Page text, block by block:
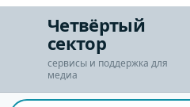
Четвёртый
сектор
сервисы и поддержка для
медиа